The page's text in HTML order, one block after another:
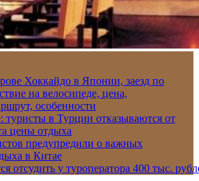
Хоккайдо в Японии, заезд по
на велосипеде, цена,
особенности
в Турции отказываются от
цены отдыха
предупредили о важных
в Китае
отсудить у туроператора 400 тыс.